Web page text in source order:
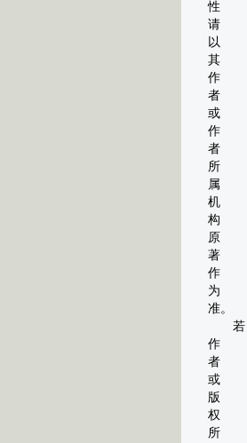
性
请
以
其
作
者
或
作
者
所
属
机
构
原
著
作
为
准。
若
作
者
或
版
权
所